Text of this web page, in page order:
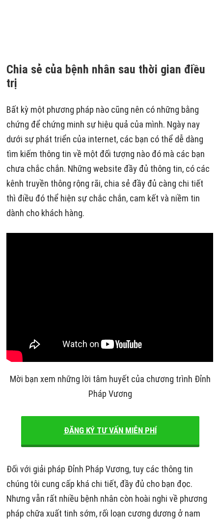
Chia sẻ của bệnh nhân sau thời gian điều
trị
Bất kỳ một phương pháp nào cũng nên có những bằng
chứng để chứng minh sự hiệu quả của mình. Ngày nay
dưới sự phát triển của internet, các bạn có thể dễ dàng
tìm kiếm thông tin về một đối tượng nào đó mà các bạn
chưa chắc chắn. Những website đầy đủ thông tin, có các
kênh truyền thông rộng rãi, chia sẻ đầy đủ càng chi tiết
thì điều đó thể hiện sự chắc chắn, cam kết và niềm tin
dành cho khách hàng.
Mời bạn xem những lời tâm huyết của chương trình Đỉnh
Pháp Vương
ĐĂNG KÝ TƯ VẤN MIỄN PHÍ
Đối với giải pháp Đỉnh Pháp Vương, tuy các thông tin
chúng tôi cung cấp khá chi tiết, đầy đủ cho bạn đọc.
Nhưng vẫn rất nhiều bệnh nhân còn hoài nghi về phương
pháp chữa xuất tinh sớm, rối loạn cương dương ở nam